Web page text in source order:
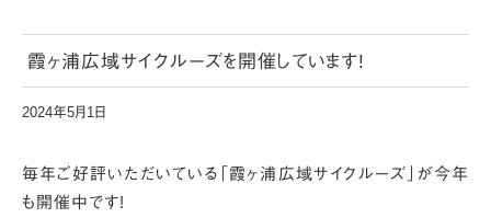
霞ヶ浦広域サイクルーズを開催しています!
2024年5月1日
毎年ご好評いただいている「霞ヶ浦広域サイクルーズ」が今年
も開催中です!